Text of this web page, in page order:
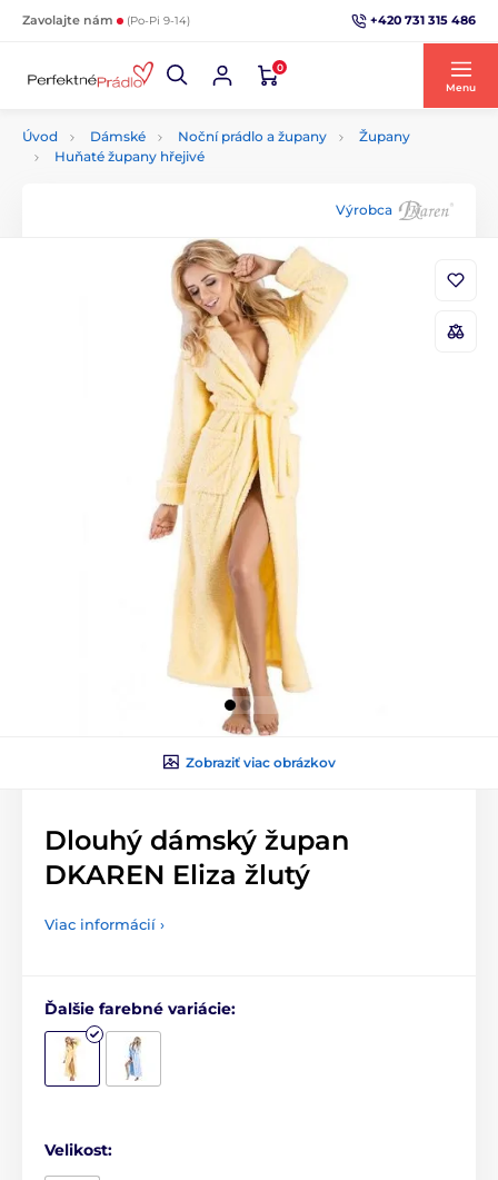
Zavolajte nám (Po-Pi 9-14) +420 731 315 486
0
Menu
Úvod Dámské Noční prádlo a župany
Župany
Huňaté župany hřejivé
Výrobca
Zobraziť viac obrázkov
Dlouhý dámský župan
DKAREN Eliza žlutý
Viac informácií ›
Ďalšie farebné variácie:
Velikost: